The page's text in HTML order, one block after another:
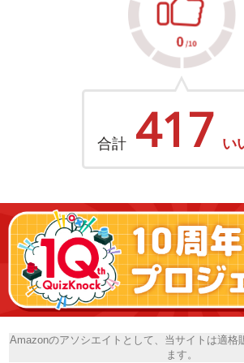
合計 417 い
Amazonのアソシエイトとして、当サイトは適格
ます。